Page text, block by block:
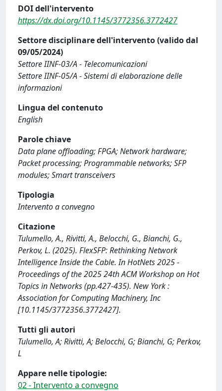
DOI dell'intervento
https://dx.doi.org/10.1145/3772356.3772427
Settore disciplinare dell'intervento (valido dal
09/05/2024)
Settore IINF-03/A - Telecomunicazioni
Settore IINF-05/A - Sistemi di elaborazione delle
informazioni
Lingua del contenuto
English
Parole chiave
Data plane offloading; FPGA; Network hardware;
Packet processing; Programmable networks; SFP
modules; Smart transceivers
Tipologia
Intervento a convegno
Citazione
Tulumello, A., Rivitti, A., Belocchi, G., Bianchi, G.,
Perkov, L. (2025). FlexSFP: Rethinking Network
Intelligence Inside the Cable. In HotNets 2025 -
Proceedings of the 2025 24th ACM Workshop on Hot
Topics in Networks (pp.427-435). New York :
Association for Computing Machinery, Inc
[10.1145/3772356.3772427].
Tutti gli autori
Tulumello, A; Rivitti, A; Belocchi, G; Bianchi, G; Perkov,
L
Appare nelle tipologie:
02 - Intervento a convegno